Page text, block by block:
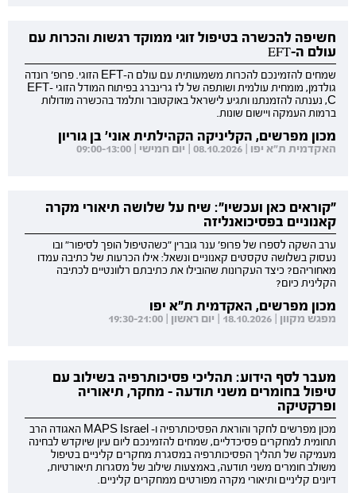
חשיפה להכשרה בטיפול זוגי ממוקד רגשות והכרות עם
עולם ה-EFT
שמחים להזמינכם להכרות משמעותית עם עולם ה-EFT הזוגי. פרופ' רונדה
גולדמן, מומחית עולמית ושותפה של לז גרינברג בפיתוח המודל הזוגי EFT-
C, נענתה להזמנתנו ותגיע לישראל באוקטובר ותלמד בהכשרה מודולות
ברמות העמקה ויישום שונות.
מכון מפרשים, הקליניקה הקהילתית אוני' בן גוריון
האקדמית ת"א יפו | 08.10.2026 | יום חמישי | 09:00-13:00
"קוראים כאן ועכשיו": שיח על שלושה תיאורי מקרה
קאנוניים בפסיכואנליזה
ערב השקה לספרו של פרופ' ענר גוברין "כשהטיפול הופך לסיפור" ובו
נעסוק בשלושה טקסטים קאנוניים ונשאל: אילו הכרעות של כתיבה עמדו
מאחוריהם? כיצד העקרונות שהובילו את כתיבתם רלוונטיים לכתיבה
הקלינית כיום?
מכון מפרשים, האקדמית ת"א יפו
מפגש מקוון | 18.10.2026 | יום ראשון | 19:30-21:00
מעבר לסף הידוע: תהליכי פסיכותרפיה בשילוב עם
טיפול בחומרים משני תודעה - מחקר, תיאוריה
ופרקטיקה
מכון מפרשים לחקר והוראת הפסיכותרפיה ו- MAPS Israel האגודה הרב
תחומית למחקרים פסיכדליים, שמחים להזמינכם ליום עיון שיוקדש לבחינה
מעמיקה של תהליך הפסיכותרפיה במסגרת מחקרים קליניים בטיפול
משולב חומרים משני תודעה, באמצעות שילוב של מסגרות תיאורטיות,
דיונים קליניים ותיאורי מקרה מפורטים ממחקרים קליניים.